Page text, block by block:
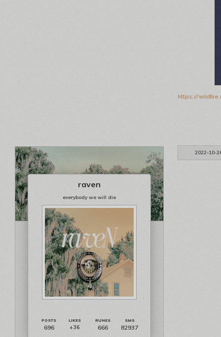
https://
2022-10-
raven
everybody we will die
696 +36 666 82937